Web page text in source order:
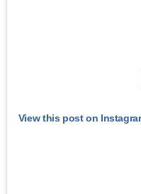
View this post on